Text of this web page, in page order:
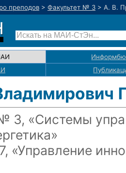
преподов > Факультет № 3 > А. В.
3, «Системы
«Управление